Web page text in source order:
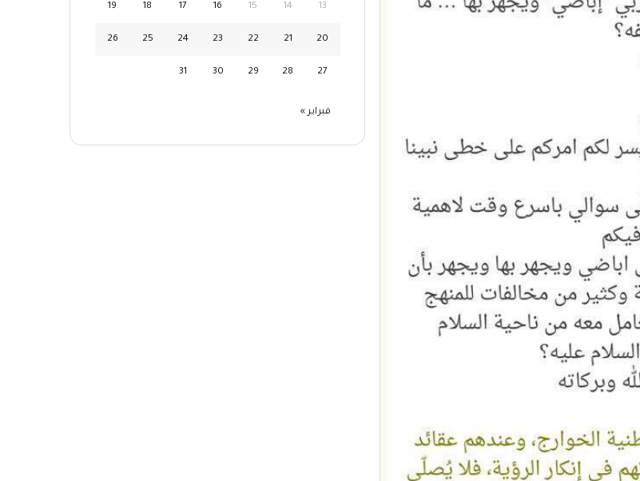
13
14
15
16
17
18
19
20
21
22
23
24
25
26
27
28
29
30
31
فبراير »